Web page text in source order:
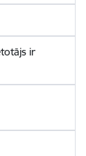
ir